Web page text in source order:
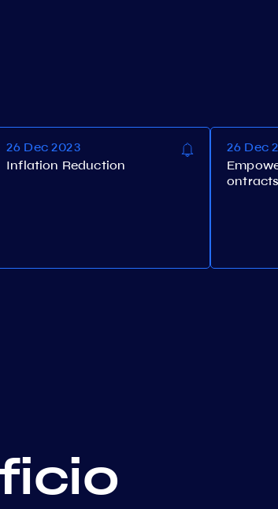
26 Dec 2023
Inflation Reduction
26 Dec